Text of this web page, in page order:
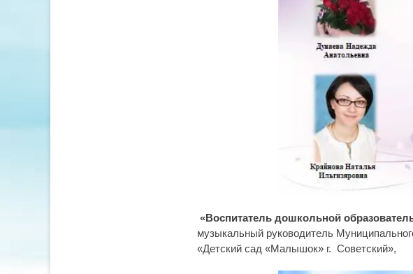
«Воспитатель дошкольной
музыкальный руководитель
«Детский сад «Малышок» г. Советский»,